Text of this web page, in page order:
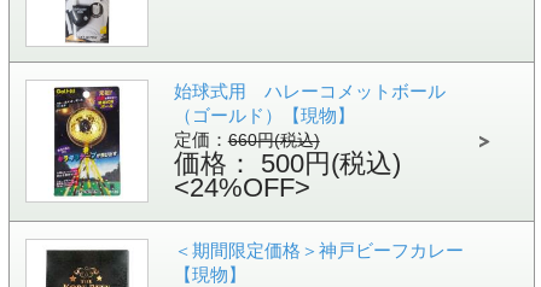
始球式用 ハレーコメットボール
（ゴールド）【現物】
定価：660円(税込)
価格： 500円(税込)
<24%OFF>
＜期間限定価格＞神戸ビーフカレー
【現物】